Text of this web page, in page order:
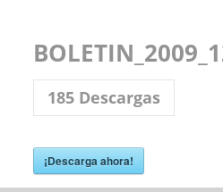
185Descargas
¡Descarga ahora!